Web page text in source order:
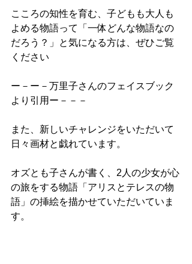
こころの知性を育む、子どもも大人も
よめる物語って「一体どんな物語なの
だろう？」と気になる方は、ぜひご覧
ください
ー－ー－万里子さんのフェイスブック
より引用ー－－－
また、新しいチャレンジをいただいて
日々画材と戯れています。
オズとも子さんが書く、2人の少女が心
の旅をする物語「アリスとテレスの物
語」の挿絵を描かせていただいていま
す。